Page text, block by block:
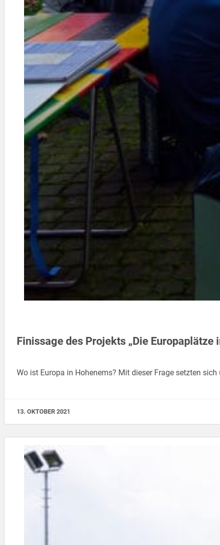
Finissage des Projekts „Die Europaplätze
Wo ist Europa in Hohenems? Mit dieser Frage setzten
13. OKTOBER 2021